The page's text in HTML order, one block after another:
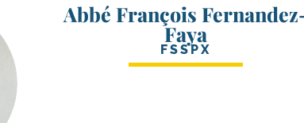
Abbé François
Faya
FSSPX